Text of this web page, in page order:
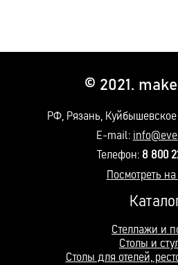
© 2021.
РФ, Рязань, Куйбышевское
E-mail:
Телефон: 8 800
Посмотреть на
Стеллажи и
Столы и
Столы для отелей,